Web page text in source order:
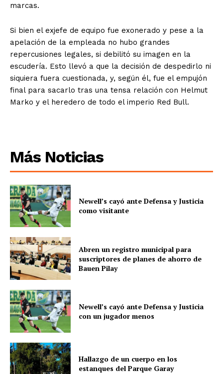
marcas.
Si bien el exjefe de equipo fue exonerado y pese a la
apelación de la empleada no hubo grandes
repercusiones legales, si debilitó su imagen en la
escudería. Esto llevó a que la decisión de despedirlo ni
siquiera fuera cuestionada, y, según él, fue el empujón
final para sacarlo tras una tensa relación con Helmut
Marko y el heredero de todo el imperio Red Bull.
Más Noticias
Newell’s cayó ante Defensa y Justicia
como visitante
Abren un registro municipal para
suscriptores de planes de ahorro de
Bauen Pilay
Newell’s cayó ante Defensa y Justicia
con un jugador menos
Hallazgo de un cuerpo en los
estanques del Parque Garay